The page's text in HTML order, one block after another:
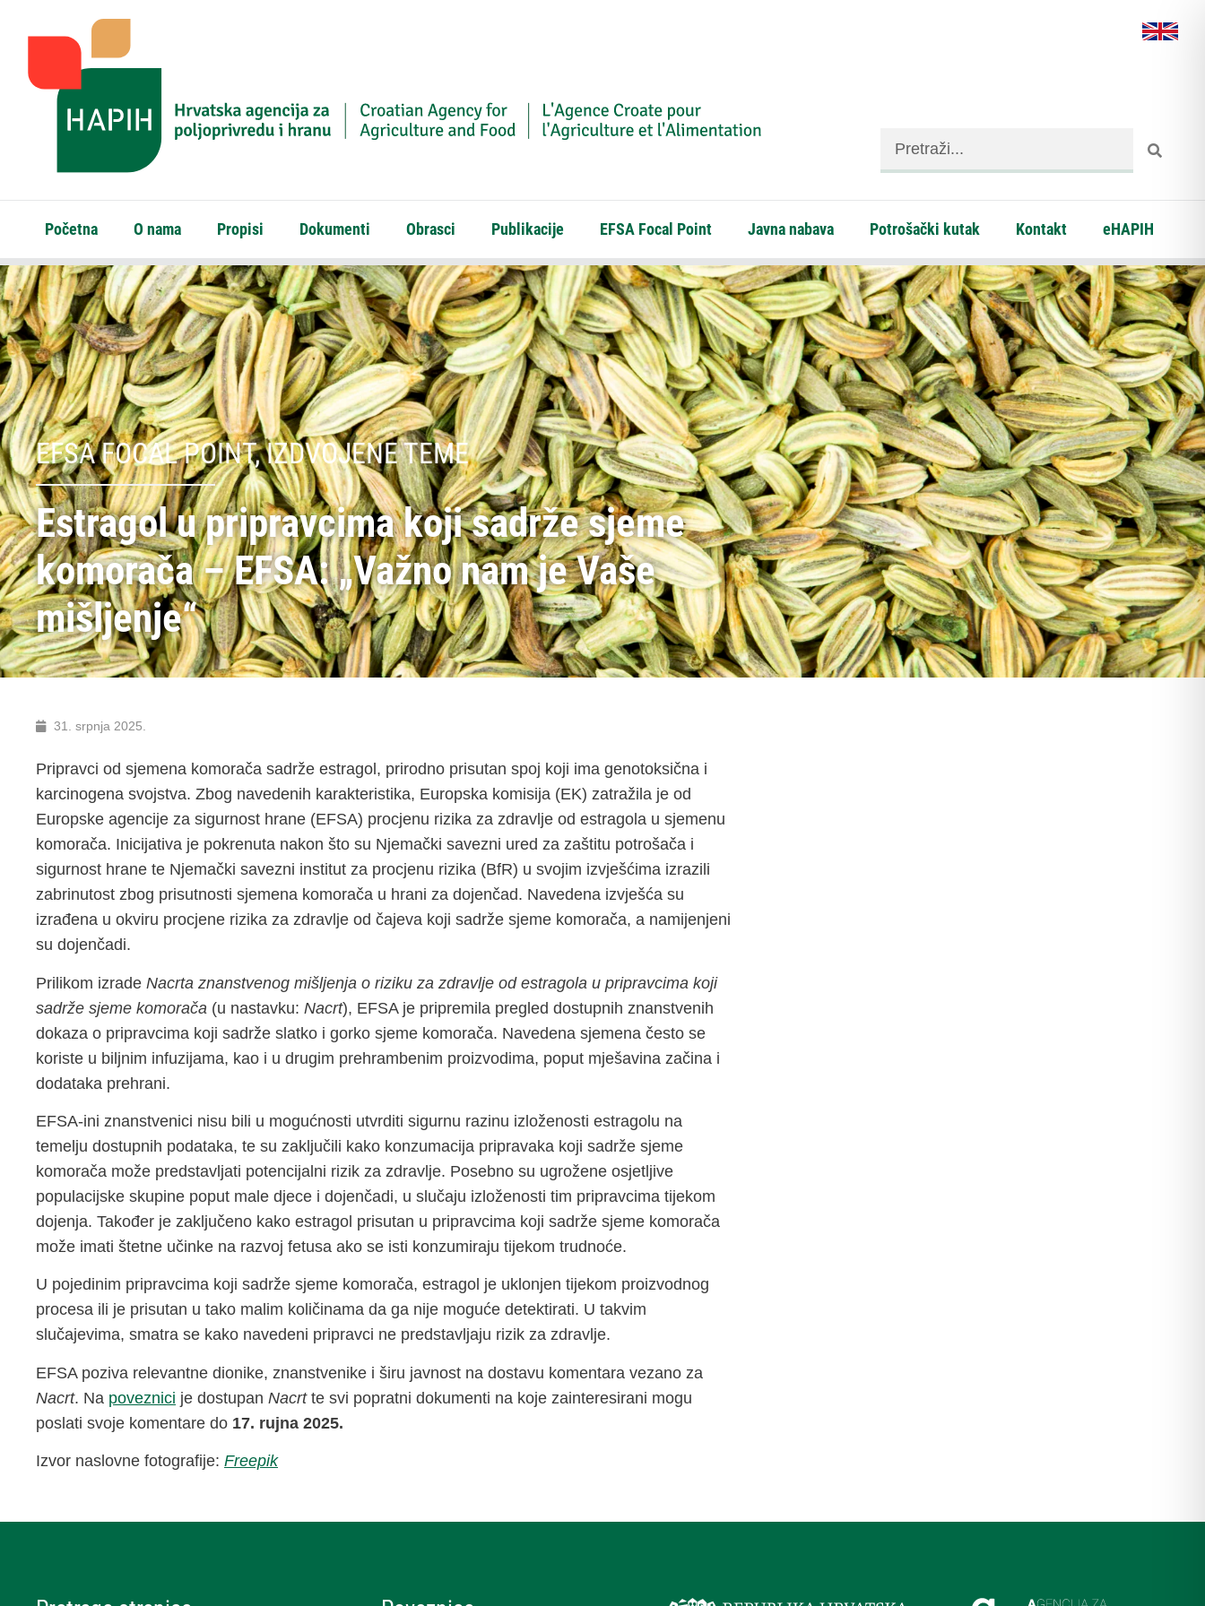
Početna O nama Propisi Dokumenti Obrasci Publikacije EFSA Focal Point Javna nabava Potrošački kutak Kontakt eHAPIH
EFSA FOCAL POINT,IZDVOJENE TEME
Estragol u pripravcima koji sadrže sjeme
komorača – EFSA: „Važno nam je Vaše
mišljenje“
31. srpnja 2025.
Pripravci od sjemena komorača sadrže estragol, prirodno prisutan spoj koji ima genotoksična i
karcinogena svojstva. Zbog navedenih karakteristika, Europska komisija (EK) zatražila je od
Europske agencije za sigurnost hrane (EFSA) procjenu rizika za zdravlje od estragola u sjemenu
komorača. Inicijativa je pokrenuta nakon što su Njemački savezni ured za zaštitu potrošača i
sigurnost hrane te Njemački savezni institut za procjenu rizika (BfR) u svojim izvješćima izrazili
zabrinutost zbog prisutnosti sjemena komorača u hrani za dojenčad. Navedena izvješća su
izrađena u okviru procjene rizika za zdravlje od čajeva koji sadrže sjeme komorača, a namijenjeni
su dojenčadi.
Prilikom izrade Nacrta znanstvenog mišljenja o riziku za zdravlje od estragola u pripravcima koji
sadrže sjeme komorača (u nastavku: Nacrt), EFSA je pripremila pregled dostupnih znanstvenih
dokaza o pripravcima koji sadrže slatko i gorko sjeme komorača. Navedena sjemena često se
koriste u biljnim infuzijama, kao i u drugim prehrambenim proizvodima, poput mješavina začina i
dodataka prehrani.
EFSA-ini znanstvenici nisu bili u mogućnosti utvrditi sigurnu razinu izloženosti estragolu na
temelju dostupnih podataka, te su zaključili kako konzumacija pripravaka koji sadrže sjeme
komorača može predstavljati potencijalni rizik za zdravlje. Posebno su ugrožene osjetljive
populacijske skupine poput male djece i dojenčadi, u slučaju izloženosti tim pripravcima tijekom
dojenja. Također je zaključeno kako estragol prisutan u pripravcima koji sadrže sjeme komorača
može imati štetne učinke na razvoj fetusa ako se isti konzumiraju tijekom trudnoće.
U pojedinim pripravcima koji sadrže sjeme komorača, estragol je uklonjen tijekom proizvodnog
procesa ili je prisutan u tako malim količinama da ga nije moguće detektirati. U takvim
slučajevima, smatra se kako navedeni pripravci ne predstavljaju rizik za zdravlje.
EFSA poziva relevantne dionike, znanstvenike i širu javnost na dostavu komentara vezano za
Nacrt. Na poveznici je dostupan Nacrtte svi popratni dokumenti na koje zainteresirani mogu
poslati svoje komentare do 17. rujna 2025.
Izvor naslovne fotografije: Freepik